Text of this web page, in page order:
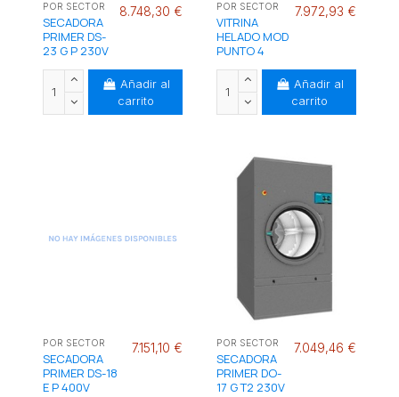
POR SECTOR
SECADORA
PRIMER DS-
23 G P 230V
8.748,30 €
Añadir al
carrito
POR SECTOR
VITRINA
HELADO MOD
PUNTO 4
7.972,93 €
Añadir al
carrito
POR SECTOR
SECADORA
PRIMER DS-18
E P 400V
7.151,10 € POR SECTOR
SECADORA
PRIMER DO-
17 G T2 230V
7.049,46 €